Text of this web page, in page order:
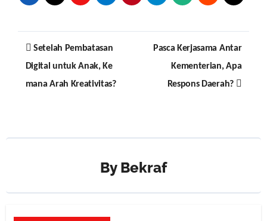
Post
navigation
Setelah Pembatasan
Digital untuk Anak, Ke
mana Arah Kreativitas?
Pasca Kerjasama Antar
Kementerian, Apa
Respons Daerah?
By Bekraf